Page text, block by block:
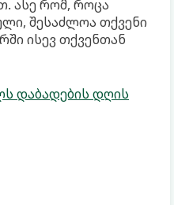
ასე რომ, როცა
შესაძლოა თქვენი
ისევ თქვენთან
დაბადების დღის